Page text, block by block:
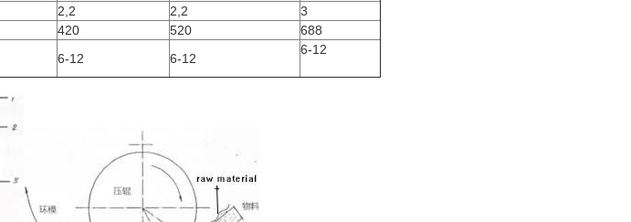
2,2 2,2
3
420 520
688
6-12 6-12
6-12